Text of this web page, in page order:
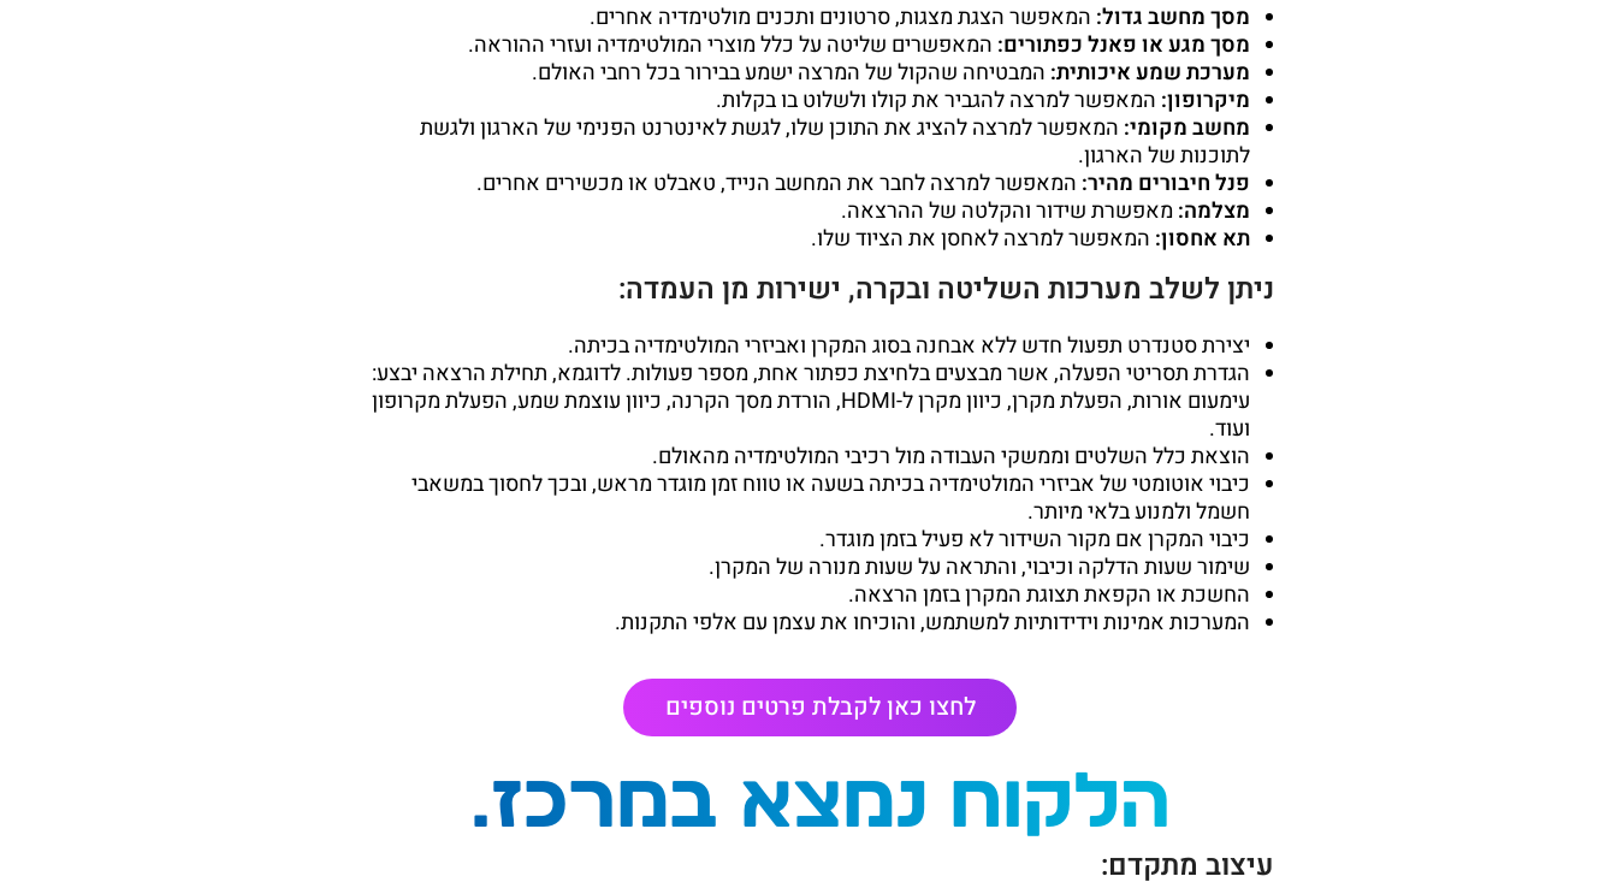
מסך מחשב גדול: המאפשר הצגת מצגות, סרטונים ותכנים מולטימדיה אחרים.
מסך מגע או פאנל כפתורים: המאפשרים שליטה על כלל מוצרי המולטימדיה ועזרי ההוראה.
מערכת שמע איכותית: המבטיחה שהקול של המרצה ישמע בבירור בכל רחבי האולם.
מיקרופון: המאפשר למרצה להגביר את קולו ולשלוט בו בקלות.
מחשב מקומי: המאפשר למרצה להציג את התוכן שלו, לגשת לאינטרנט הפנימי של הארגון ולגשת
לתוכנות של הארגון.
פנל חיבורים מהיר: המאפשר למרצה לחבר את המחשב הנייד, טאבלט או מכשירים אחרים.
מצלמה: מאפשרת שידור והקלטה של ההרצאה.
תא אחסון: המאפשר למרצה לאחסן את הציוד שלו.
ניתן לשלב מערכות השליטה ובקרה, ישירות מן העמדה:
יצירת סטנדרט תפעול חדש ללא אבחנה בסוג המקרן ואביזרי המולטימדיה בכיתה.
הגדרת תסריטי הפעלה, אשר מבצעים בלחיצת כפתור אחת, מספר פעולות. לדוגמא, תחילת הרצאה יבצע:
עימעום אורות, הפעלת מקרן, כיוון מקרן ל-HDMI, הורדת מסך הקרנה, כיוון עוצמת שמע, הפעלת מקרופון
ועוד.
הוצאת כלל השלטים וממשקי העבודה מול רכיבי המולטימדיה מהאולם.
כיבוי אוטומטי של אביזרי המולטימדיה בכיתה בשעה או טווח זמן מוגדר מראש, ובכך לחסוך במשאבי
חשמל ולמנוע בלאי מיותר.
כיבוי המקרן אם מקור השידור לא פעיל בזמן מוגדר.
שימור שעות הדלקה וכיבוי, והתראה על שעות מנורה של המקרן.
החשכת או הקפאת תצוגת המקרן בזמן הרצאה.
המערכות אמינות וידידותיות למשתמש, והוכיחו את עצמן עם אלפי התקנות.
לחצו כאן לקבלת פרטים נוספים
הלקוח נמצא במרכז.
עיצוב מתקדם: